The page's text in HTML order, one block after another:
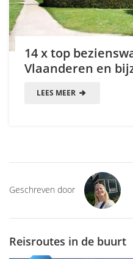
14 x top
Vlaanderen en
LEES MEER
Geschreven door
Reisroutes in de buurt